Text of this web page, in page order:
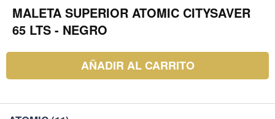
MALETA SUPERIOR ATOMIC CITYSAVER
65 LTS - NEGRO
AÑADIR AL CARRITO